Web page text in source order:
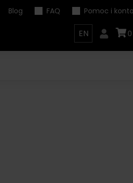
Blog FAQ Pomoc i
EN 0